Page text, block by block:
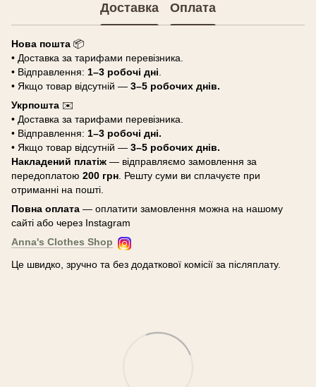
Доставка Оплата
Нова пошта 📦
• Доставка за тарифами перевізника.
• Відправлення: 1–3 робочі дні
• Якщо товар відсутній — 3–5 робочих днів.
Укрпошта ✉️
• Доставка за тарифами перевізника.
• Відправлення: 1–3 робочі дні.
• Якщо товар відсутній — 3–5 робочих днів.
Накладений платіж — відправляємо замовлення за
передоплатою 200 грн . Решту суми ви сплачуєте при
отриманні на пошті.
Повна оплата — оплатити замовлення можна на нашому
сайті або через Instagram
Anna's Clothes Shop
Це швидко, зручно та без додаткової комісії за післяплату.